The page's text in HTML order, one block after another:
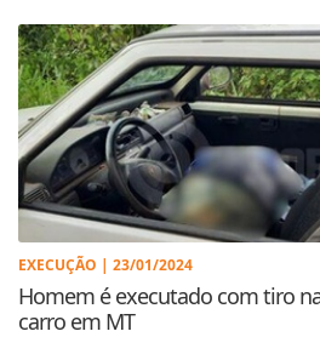
EXECUÇÃO | 23/01/2024
Homem é executado com tiro
carro em MT